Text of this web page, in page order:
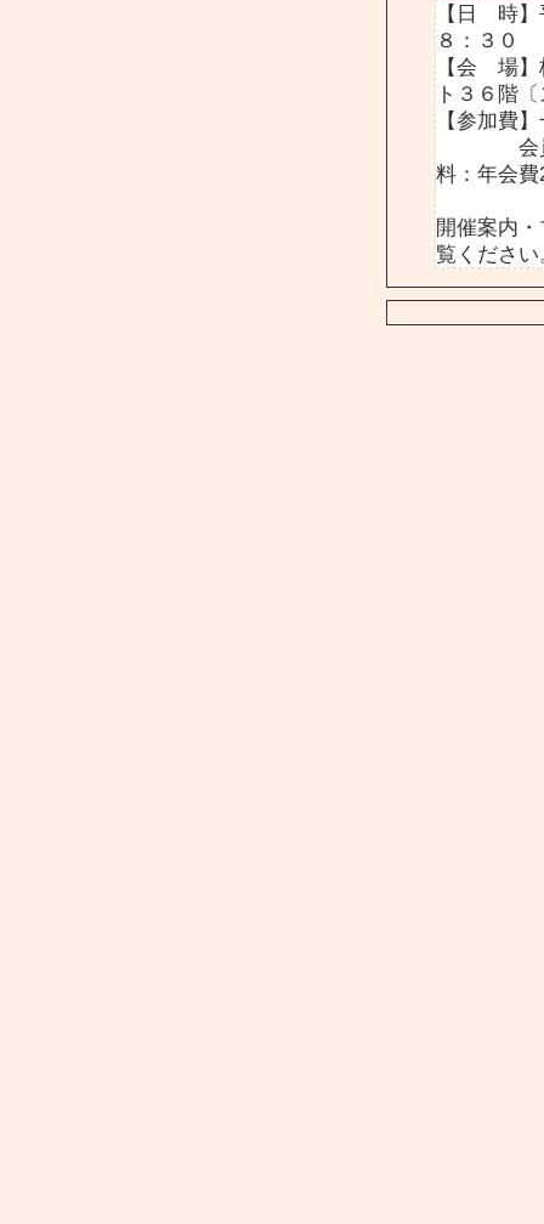
【日 時】
８：３０
【会 場】
ト３６階
【参加費
会員以
料：年会
開催案内
覧ください